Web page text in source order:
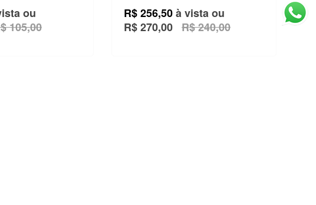
ou
105,00
R$ 256,50à vista ou
R$ 270,00 R$ 240,00